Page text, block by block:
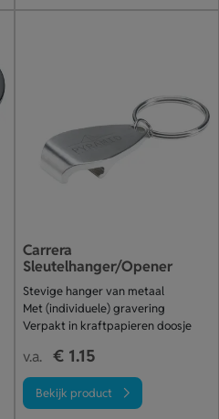
Carrera
Sleutelhanger/Opener
Stevige hanger van metaal
Met (individuele) gravering
Verpakt in kraftpapieren doosje
v.a. € 1.15
Bekijk product